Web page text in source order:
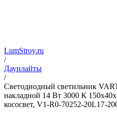
LumStroy.ru
/
Даунлайты
/
Светодиодный светильник
накладной 14 Вт 3000 К
кососвет, V1-R0-70252-20L17-